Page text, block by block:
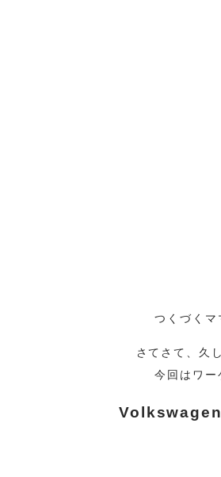
つくづくマ
さてさて、久
今回はワ